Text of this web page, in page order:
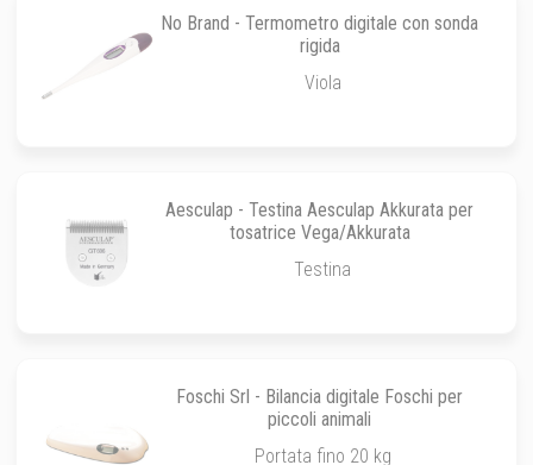
No Brand - Termometro digitale con sonda
rigida
Viola
Aesculap - Testina Aesculap Akkurata per
tosatrice Vega/Akkurata
Testina
Foschi Srl - Bilancia digitale Foschi per
piccoli animali
Portata fino 20 kg